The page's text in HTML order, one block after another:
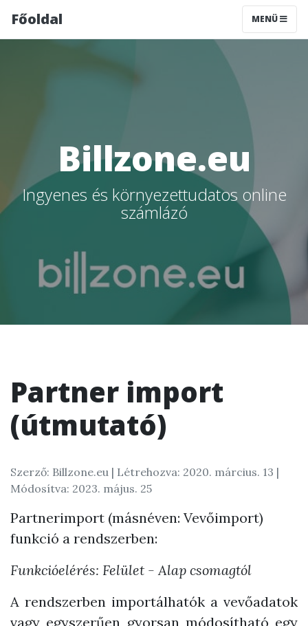
Főoldal MENÜ
Billzone.eu
Ingyenes és környezettudatos online
számlázó
Partner import
(útmutató)
Szerző: Billzone.eu | Létrehozva: 2020. március. 13 |
Módosítva: 2023. május. 25
Partnerimport (másnéven: Vevőimport)
funkció a rendszerben:
Funkcióelérés: Felület - Alap csomagtól
A rendszerben importálhatók a vevőadatok
vagy egyszerűen gyorsan módosítható egy